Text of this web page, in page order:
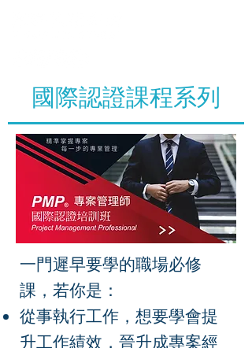
國際認證課程系列
一門遲早要學的職場必修
課，若你是：
從事執行工作，想要學會提
升工作績效，晉升成專案經